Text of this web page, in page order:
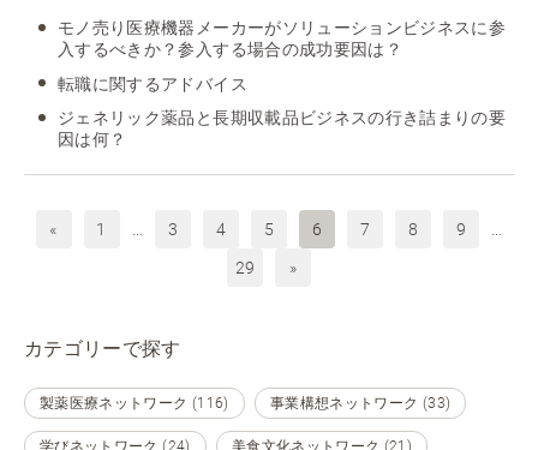
モノ売り医療機器メーカーがソリューションビジネスに参
入するべきか？参入する場合の成功要因は？
転職に関するアドバイス
ジェネリック薬品と長期収載品ビジネスの行き詰まりの要
因は何？
« 1 3 4 5 6 7 8 9
29
»
カテゴリーで探す
製薬医療ネットワーク (116) 事業構想ネットワーク (33)